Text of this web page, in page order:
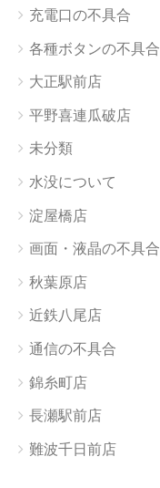
充電口の不具合
各種ボタンの不具合
大正駅前店
平野喜連瓜破店
未分類
水没について
淀屋橋店
画面・液晶の不具合
秋葉原店
近鉄八尾店
通信の不具合
錦糸町店
長瀬駅前店
難波千日前店